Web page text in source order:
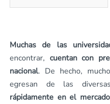
Muchas de las
encontrar, cuentan con
nacional. De hecho,
egresan de las
rápidamente en el